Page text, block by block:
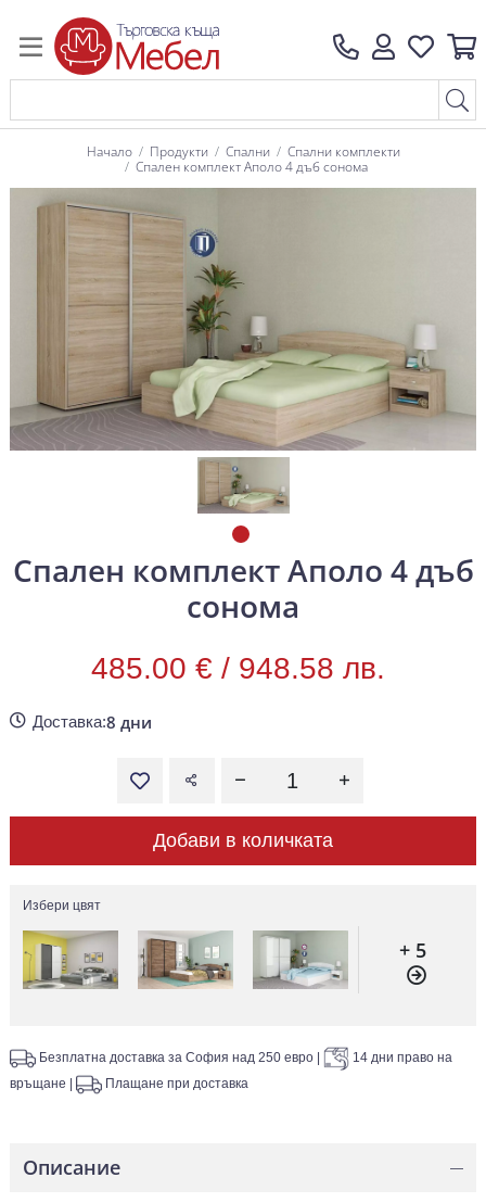
Начало Продукти Спални
Спални комплекти
Спален комплект Аполо 4 дъб сонома
Спален комплект Аполо 4 дъб
сонома
485.00 € / 948.58 лв.
Доставка:8 дни
Добави в количката
Избери цвят
+ 5
Безплатна доставка за София над 250 евро
14 дни право на
връщане
Плащане при доставка
Описание —